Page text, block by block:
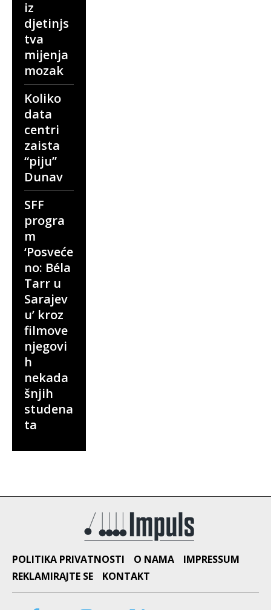
iz
djetinjs
tva
mijenja
mozak
Koliko
data
centri
zaista
“piju”
Dunav
SFF
progra
m
‘Posveće
no: Béla
Tarr u
Sarajev
u’ kroz
filmove
njegovi
h
nekada
šnjih
studena
ta
POLITIKA PRIVATNOSTI O NAMA
IMPRESSUM
REKLAMIRAJTE SE
KONTAKT